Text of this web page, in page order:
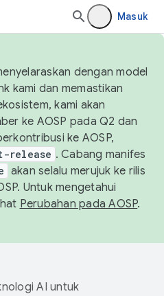
Masuk
dengan model
kami dan memastikan
kami akan
ke AOSP pada Q2 dan
ke AOSP,
release . Cabang manifes
akan selalu merujuk ke rilis
Untuk mengetahui
Perubahan pada AOSP.
AI untuk